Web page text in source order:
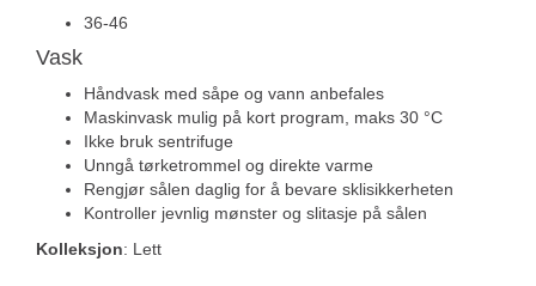
36-46
Vask
Håndvask med såpe og vann anbefales
Maskinvask mulig på kort program, maks 30 °C
Ikke bruk sentrifuge
Unngå tørketrommel og direkte varme
Rengjør sålen daglig for å bevare sklisikkerheten
Kontroller jevnlig mønster og slitasje på sålen
Kolleksjon: Lett